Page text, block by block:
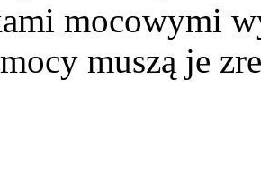
mocowymi
muszą je